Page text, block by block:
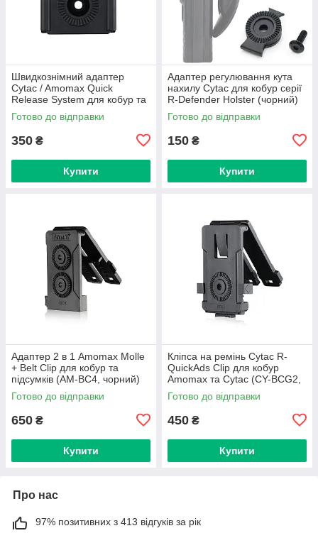
Швидкознімний адаптер
Cytac / Amomax Quick
Release System для кобур та
підсумків (чорний)
Готово до відправки
350 ₴
Купити
Адаптер регулювання кута
нахилу Cytac для кобур серії
R-Defender Holster (чорний)
Готово до відправки
150 ₴
Купити
Адаптер 2 в 1 Amomax Molle
+ Belt Clip для кобур та
підсумків (AM-BC4, чорний)
Готово до відправки
650 ₴
Купити
Кліпса на ремінь Cytac R-
QuickAds Clip для кобур
Amomax та Cytac (CY-BCG2,
чорна)
Готово до відправки
450 ₴
Купити
Про нас
97% позитивних з 413 відгуків за рік